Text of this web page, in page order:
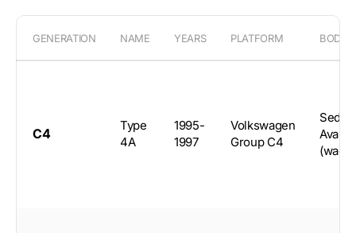
GENERATION NAME YEARS PLATFORM BODY
C4
Type
4A
1995-
1997
Volkswagen
Group C4
Avant